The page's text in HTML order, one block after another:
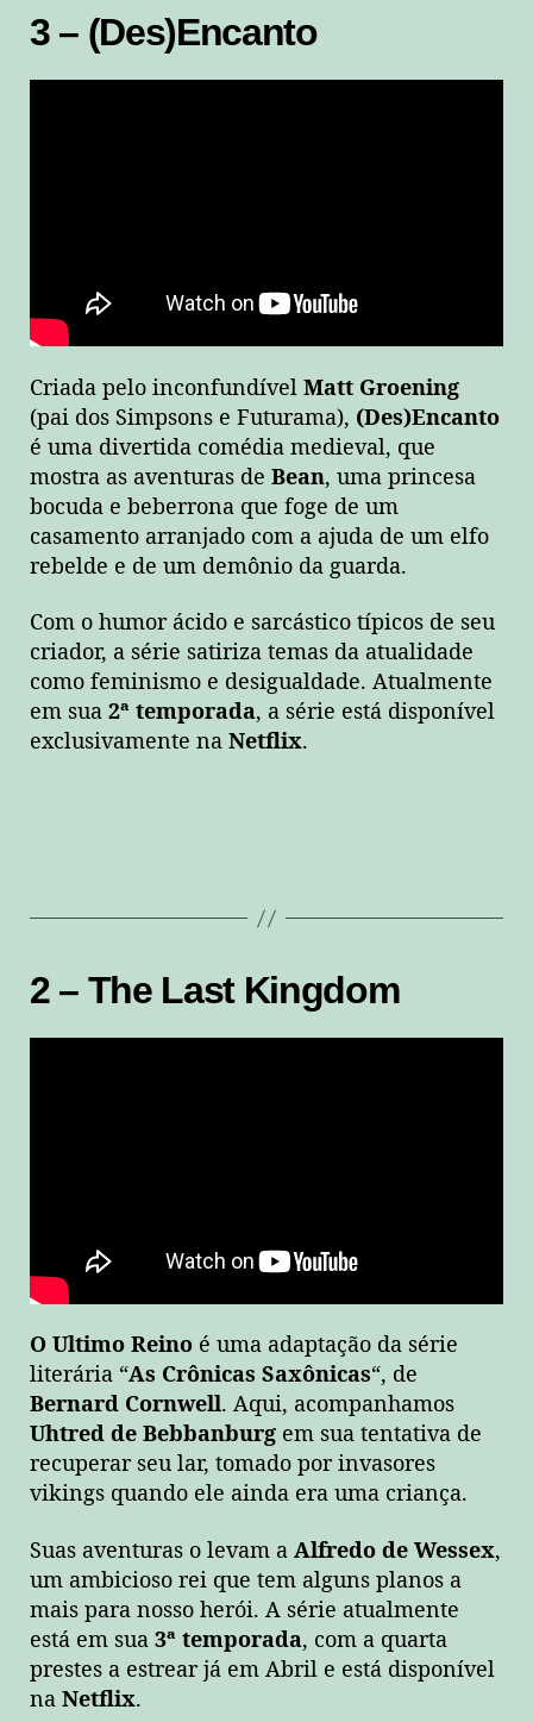
3 – (Des)Encanto
Criada pelo inconfundível Matt Groening
(pai dos Simpsons e Futurama), (Des)Encanto
é uma divertida comédia medieval, que
mostra as aventuras de Bean, uma princesa
bocuda e beberrona que foge de um
casamento arranjado com a ajuda de um elfo
rebelde e de um demônio da guarda.
Com o humor ácido e sarcástico típicos de seu
criador, a série satiriza temas da atualidade
como feminismo e desigualdade. Atualmente
em sua 2ª temporada, a série está disponível
exclusivamente na Netflix.
2 – The Last Kingdom
O Ultimo Reino é uma adaptação da série
literária “As Crônicas Saxônicas“, de
Bernard Cornwell. Aqui, acompanhamos
Uhtred de Bebbanburg em sua tentativa de
recuperar seu lar, tomado por invasores
vikings quando ele ainda era uma criança.
Suas aventuras o levam a Alfredo de Wessex,
um ambicioso rei que tem alguns planos a
mais para nosso herói. A série atualmente
está em sua 3ª temporada, com a quarta
prestes a estrear já em Abril e está disponível
na Netflix.